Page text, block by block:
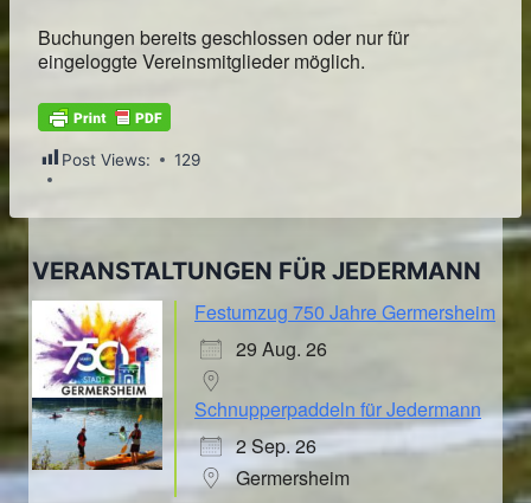
Buchungen bereits geschlossen oder nur für
eingeloggte Vereinsmitglieder möglich.
Post Views: 129
VERANSTALTUNGEN FÜR JEDERMANN
Festumzug 750 Jahre Germersheim
29 Aug. 26
Schnupperpaddeln für Jedermann
2 Sep. 26
Germersheim